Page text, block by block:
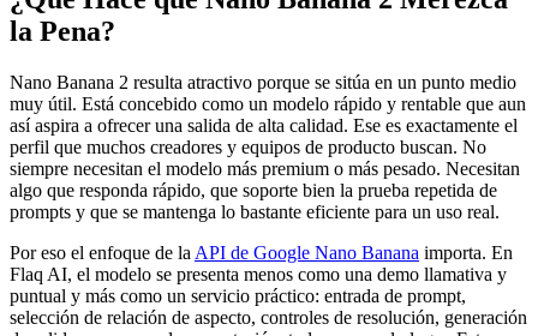
la Pena?
Nano Banana 2 resulta atractivo porque se sitúa en un punto medio
muy útil. Está concebido como un modelo rápido y rentable que aun
así aspira a ofrecer una salida de alta calidad. Ese es exactamente el
perfil que muchos creadores y equipos de producto buscan. No
siempre necesitan el modelo más premium o más pesado. Necesitan
algo que responda rápido, que soporte bien la prueba repetida de
prompts y que se mantenga lo bastante eficiente para un uso real.
Por eso el enfoque de la API de Google Nano Banana importa. En
Flaq AI, el modelo se presenta menos como una demo llamativa y
puntual y más como un servicio práctico: entrada de prompt,
selección de relación de aspecto, controles de resolución, generación